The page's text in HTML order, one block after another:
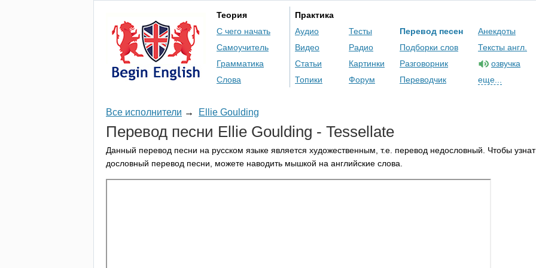
Теория
С чего начать
Самоучитель
Грамматика
Слова
Практика
Аудио
Видео
Статьи
Топики
Тесты
Радио
Картинки
Форум
Перевод песен
Подборки слов
Разговорник
Переводчик
Анекдоты
Тексты англ.
озвучка
еще...
Все исполнители → Ellie Goulding
Перевод песни Ellie Goulding - Tessellate
Данный перевод песни на русском языке является художественным, т.е. перевод недословный. Чтобы
дословный перевод песни, можете наводить мышкой на английские слова.